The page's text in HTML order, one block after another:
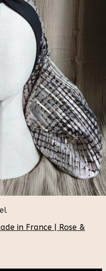
in France | Rose &